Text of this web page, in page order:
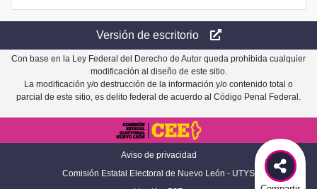
Versión de escritorio
Con base en la Ley Federal del Derecho de Autor queda prohibida cualquier
modificación al diseño de este sitio.
La modificación y/o destrucción de la información y/o contenido total o
parcial de este sitio, es delito federal de acuerdo al Código Penal Federal.
Aviso de privacidad
Comisión Estatal Electoral de Nuevo León - UTYS